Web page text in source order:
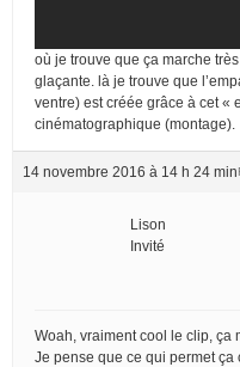
où je trouve que ça marche
glaçante. là je trouve que
ventre) est créée grâce à cet «
cinématographique (montage).
14 novembre 2016 à 14 h 24 min
Lison
Invité
Woah, vraiment cool le clip, ça
Je pense que ce qui permet ça